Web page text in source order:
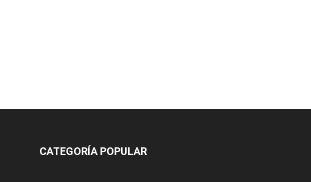
CATEGORÍA POPULAR